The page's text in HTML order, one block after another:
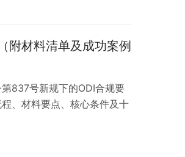
附材料清单及成功案例
837号新规下的ODI合规要
、材料要点、核心条件及十